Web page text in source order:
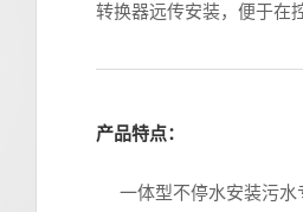
转换器远传安装，便于在
产品特点：
一体型不停水安装污